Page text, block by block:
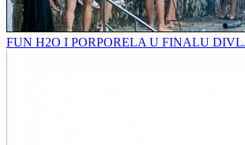
FUN H2O I PORPORELA U FINALU